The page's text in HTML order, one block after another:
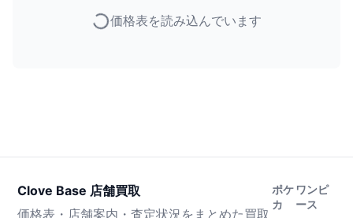
価格表を読み込んでいます
Clove Base 店舗買取
価格表・店舗案内・査定状況をまとめた買取
ポケ
カ
ワンピ
ース